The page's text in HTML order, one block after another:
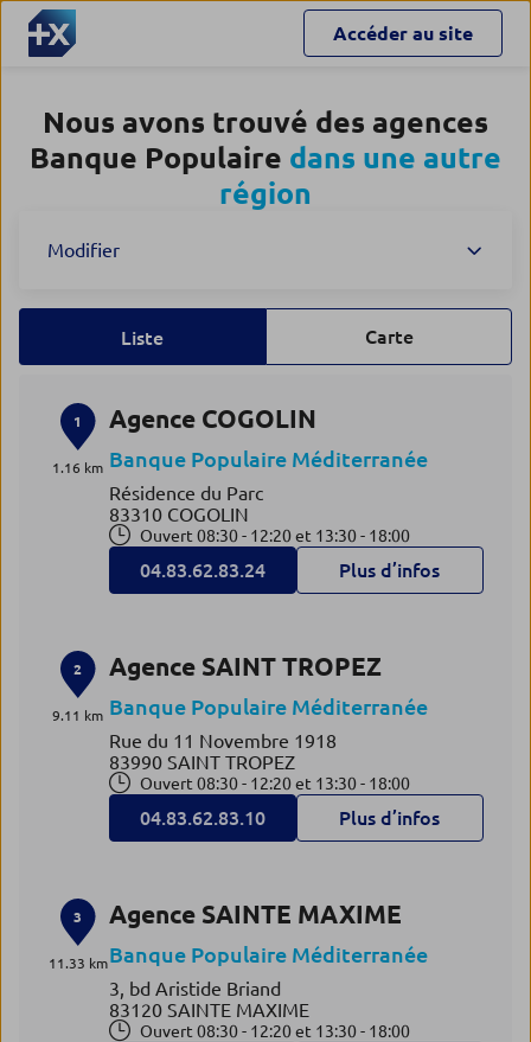
Accéder au site
Nous avons trouvé des agences
Banque Populaire dans une autre
région
Modifier
Liste Carte
1
1.16 km
Agence COGOLIN
Banque Populaire Méditerranée
Résidence du Parc
83310 COGOLIN
Ouvert 08:30 - 12:20 et 13:30 - 18:00
04.83.62.83.24 Plus d’infos
2
9.11 km
Agence SAINT TROPEZ
Banque Populaire Méditerranée
Rue du 11 Novembre 1918
83990 SAINT TROPEZ
Ouvert 08:30 - 12:20 et 13:30 - 18:00
04.83.62.83.10 Plus d’infos
3
11.33 km
Agence SAINTE MAXIME
Banque Populaire Méditerranée
3, bd Aristide Briand
83120 SAINTE MAXIME
Ouvert 08:30 - 12:20 et 13:30 - 18:00